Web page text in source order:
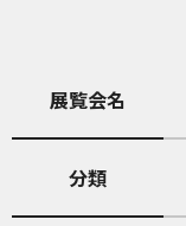
展覧会名
分類